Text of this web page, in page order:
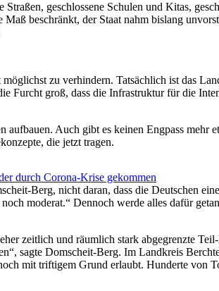
geschlossene Schulen und Kitas,
beschränkt, der Staat nahm bislang
zu verhindern. Tatsächlich ist das
Furcht groß, dass die Infrastruktur für die
aufbauen. Auch gibt es keinen Engpass
die jetzt tragen.
durch Corona-Krise gekommen
Berg, nicht daran, dass die Deutschen
moderat.“ Dennoch werde alles dafür
zeitlich und räumlich stark abgegrenzte
sagte Domscheit-Berg. Im Landkreis
mit triftigem Grund erlaubt. Hunderte von